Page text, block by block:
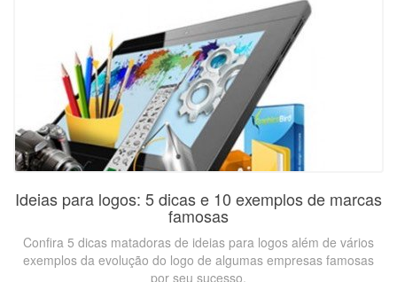
Ideias para logos: 5 dicas e 10 exemplos de marcas
famosas
Confira 5 dicas matadoras de ideias para logos além de vários
exemplos da evolução do logo de algumas empresas famosas
por seu sucesso.